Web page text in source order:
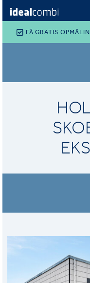
FÅ GRATIS